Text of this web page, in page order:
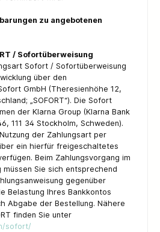
zu angebotenen
/ Sofortüberweisung
Sofort / Sofortüberweisung
über den
GmbH (Theresienhöhe 12,
„SOFORT“). Die Sofort
der Klarna Group (Klarna Bank
111 34 Stockholm, Schweden).
der Zahlungsart per
ein hierfür freigeschaltetes
Beim Zahlungsvorgang im
müssen Sie sich entsprechend
gegenüber
Belastung Ihres Bankkontos
Abgabe der Bestellung. Nähere
finden Sie unter
sofort/